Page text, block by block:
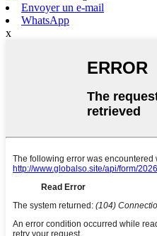
Envoyer un e-mail
WhatsApp
x